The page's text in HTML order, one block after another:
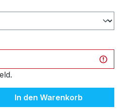
Gib den
In den Warenkorb